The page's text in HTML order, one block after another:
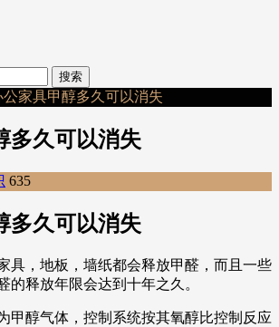
公家具甲醇多久可以消失
多久可以消失
635
多久可以消失
具，地板，墙纸都会释放甲醛，而且一些
的释放年限会达到十年之久。
甲醇气体，控制系统按其氧醇比控制反应